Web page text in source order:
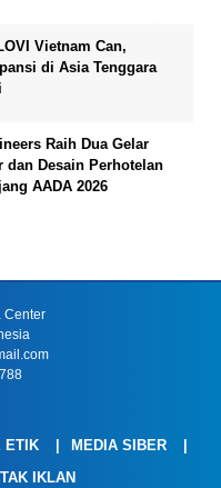
Vietnam Can,
di Asia Tenggara
Raih Dua Gelar
dan Desain Perhotelan
AADA 2026
Center
ETIK
MEDIA SIBER
IKLAN